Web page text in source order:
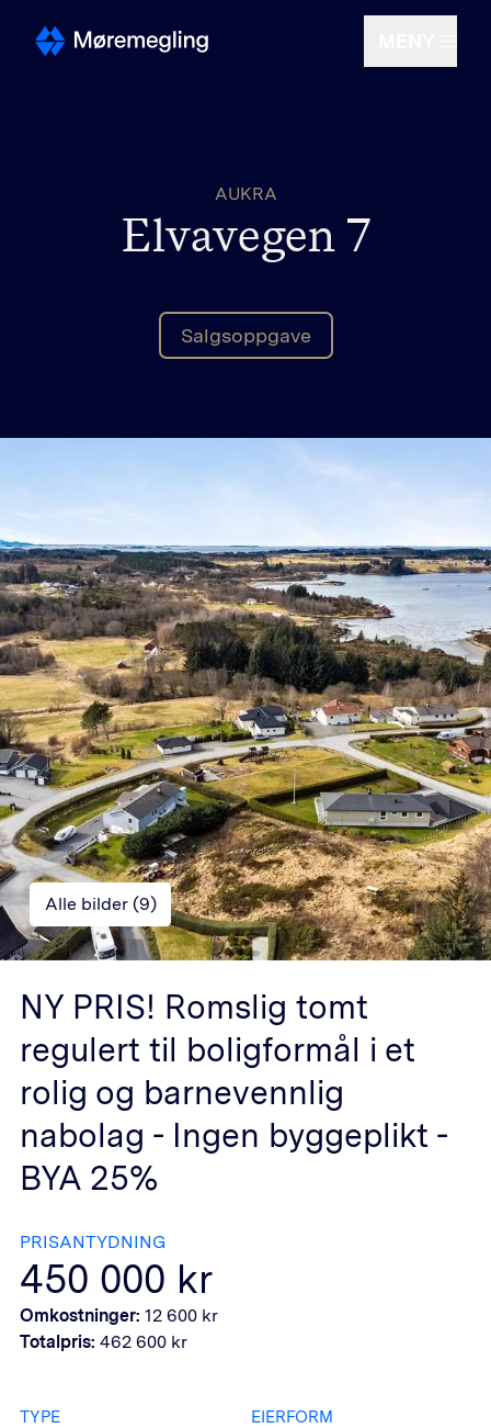
Finn megler
AUKRA
Elvavegen 7
Salgsoppgave
Alle bilder (9)
NY PRIS! Romslig tomt
regulert til boligformål i et
rolig og barnevennlig
nabolag - Ingen byggeplikt -
BYA 25%
PRISANTYDNING
450 000 kr
Omkostninger: 12 600 kr
Totalpris: 462 600 kr
TYPE EIERFORM